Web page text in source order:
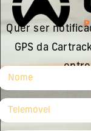
Quer ser
GPS da